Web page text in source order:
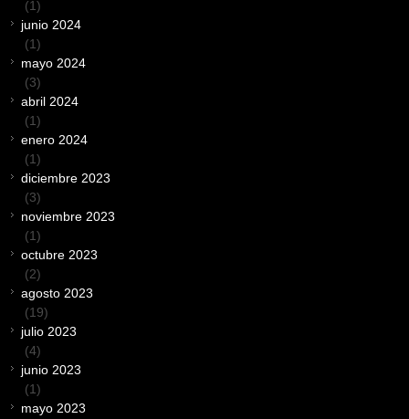
(1)
junio 2024
(1)
mayo 2024
(3)
abril 2024
(1)
enero 2024
(1)
diciembre 2023
(3)
noviembre 2023
(1)
octubre 2023
(2)
agosto 2023
(19)
julio 2023
(4)
junio 2023
(1)
mayo 2023